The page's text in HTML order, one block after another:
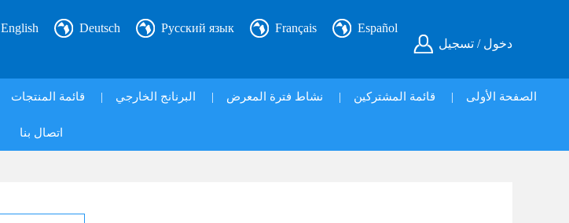
دخول / تسجيل
English Deutsch Русский язык Français Español
الصفحة الأولى | قائمة المشتركين | نشاط فترة المعرض | البرنانج الخارجي | قائمة المنتجات
اتصال بنا